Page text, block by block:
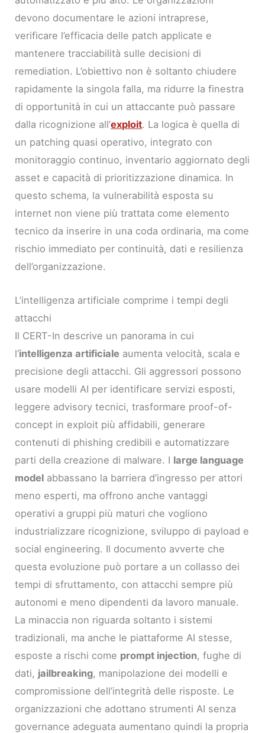
devono documentare le azioni intraprese,
verificare l’efficacia delle patch applicate e
mantenere tracciabilità sulle decisioni di
remediation. L’obiettivo non è soltanto chiudere
rapidamente la singola falla, ma ridurre la finestra
di opportunità in cui un attaccante può passare
dalla ricognizione all’exploit. La logica è quella di
un patching quasi operativo, integrato con
monitoraggio continuo, inventario aggiornato degli
asset e capacità di prioritizzazione dinamica. In
questo schema, la vulnerabilità esposta su
internet non viene più trattata come elemento
tecnico da inserire in una coda ordinaria, ma come
rischio immediato per continuità, dati e resilienza
dell’organizzazione.
L’intelligenza artificiale comprime i tempi degli
attacchi
Il CERT-In descrive un panorama in cui
l’intelligenza artificiale aumenta velocità, scala e
precisione degli attacchi. Gli aggressori possono
usare modelli AI per identificare servizi esposti,
leggere advisory tecnici, trasformare proof-of-
concept in exploit più affidabili, generare
contenuti di phishing credibili e automatizzare
parti della creazione di malware. I large language
model abbassano la barriera d’ingresso per attori
meno esperti, ma offrono anche vantaggi
operativi a gruppi più maturi che vogliono
industrializzare ricognizione, sviluppo di payload e
social engineering. Il documento avverte che
questa evoluzione può portare a un collasso dei
tempi di sfruttamento, con attacchi sempre più
autonomi e meno dipendenti da lavoro manuale.
La minaccia non riguarda soltanto i sistemi
tradizionali, ma anche le piattaforme AI stesse,
esposte a rischi come prompt injection, fughe di
dati, jailbreaking, manipolazione dei modelli e
compromissione dell’integrità delle risposte. Le
organizzazioni che adottano strumenti AI senza
governance adeguata aumentano quindi la propria